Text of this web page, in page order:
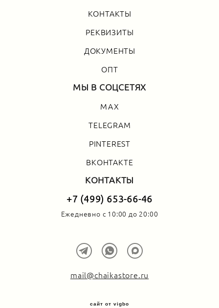
КОНТАКТЫ
РЕКВИЗИТЫ
ДОКУМЕНТЫ
ОПТ
МЫ В СОЦСЕТЯХ
MAX
TELEGRAM
PINTEREST
ВКОНТАКТЕ
КОНТАКТЫ
+7 (499) 653-66-46
Ежедневно с 10:00 до 20:00
mail@chaikastore.ru
сайт от vigbo